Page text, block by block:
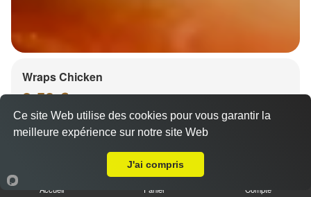
Wraps Chicken
8.50 €
Accueil Panier Compte
Ce site Web utilise des cookies pour vous garantir la
meilleure expérience sur notre site Web
J'ai compris